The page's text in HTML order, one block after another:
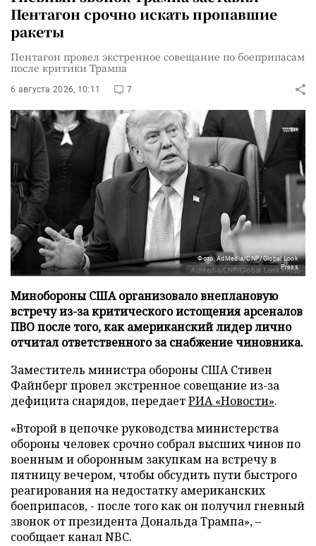
Пентагон срочно искать пропавшие
ракеты
Пентагон провел экстренное совещание по боеприпасам
после критики Трампа
6 августа 2026, 10:11 7
Фото: AdMedia/CNP/Global Look
Press
Минобороны США организовало внеплановую
встречу из-за критического истощения арсеналов
ПВО после того, как американский лидер лично
отчитал ответственного за снабжение чиновника.
Заместитель министра обороны США Стивен
Файнберг провел экстренное совещание из-за
дефицита снарядов, передаетРИА «Новости».
«Второй в цепочке руководства министерства
обороны человек срочно собрал высших чинов по
военным и оборонным закупкам на встречу в
пятницу вечером, чтобы обсудить пути быстрого
реагирования на недостатку американских
боеприпасов, - после того как он получил гневный
звонок от президента Дональда Трампа», –
сообщает канал NBC.